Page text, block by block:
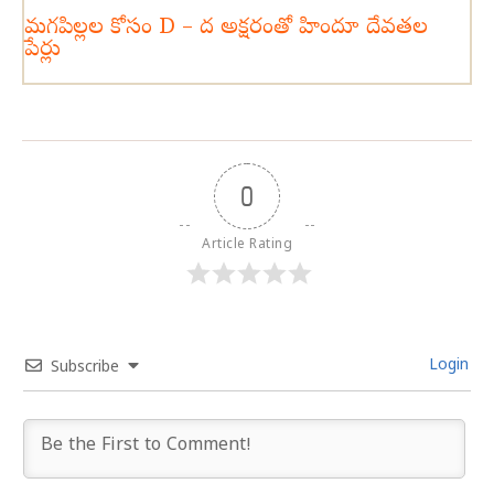
మగపిల్లల కోసం D – ద అక్షరంతో హిందూ దేవతల
పేర్లు
0
Article Rating
Subscribe Login